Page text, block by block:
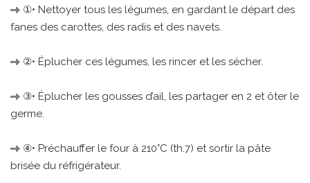
①• Nettoyer tous les légumes, en gardant le départ des
fanes des carottes, des radis et des navets.
②• Éplucher ces légumes, les rincer et les sécher.
③• Éplucher les gousses d’ail, les partager en 2 et ôter le
germe.
④• Préchauffer le four à 210°C (th.7) et sortir la pâte
brisée du réfrigérateur.